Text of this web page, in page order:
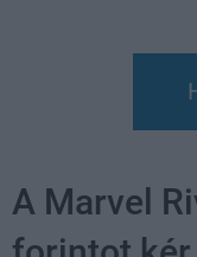
A Marvel